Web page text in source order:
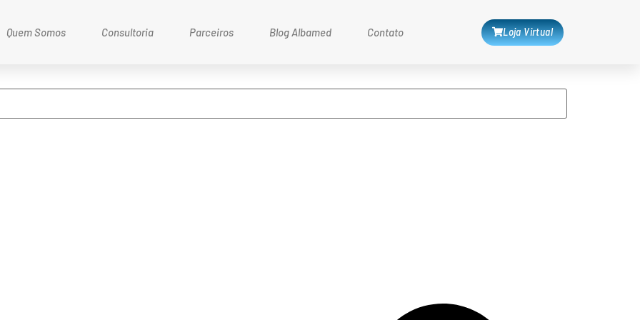
Quem Somos Consultoria Parceiros Blog Albamed Contato Loja Virtual